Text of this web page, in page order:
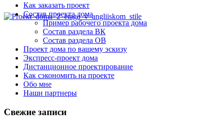
Как заказать проект
Состав проекта дома
Пример рабочего проекта дома
Состав раздела ВК
Состав раздела ОВ
Проект дома по вашему эскизу
Экспресс-проект дома
Дистанционное проектирование
Как сэкономить на проекте
Обо мне
Наши партнеры
Свежие записи